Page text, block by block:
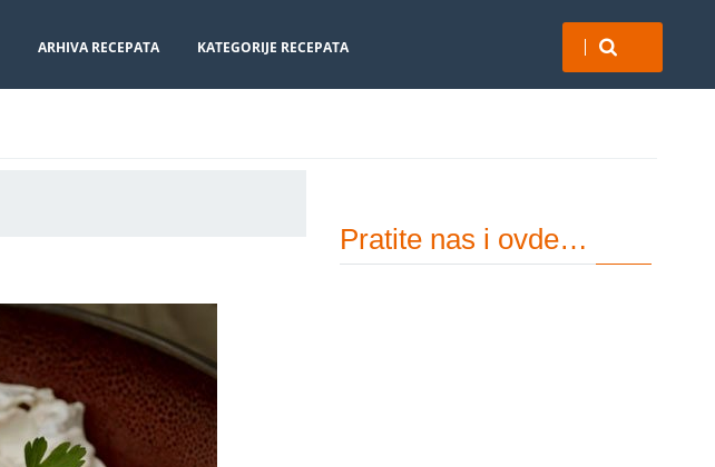
ARHIVA RECEPATA KATEGORIJE RECEPATA
Pratite nas i ovde…